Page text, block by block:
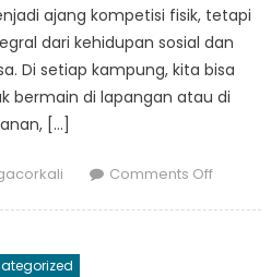
ajang kompetisi fisik, tetapi
dari kehidupan sosial dan
Di setiap kampung, kita bisa
bermain di lapangan atau di
[…]
Comments Offon